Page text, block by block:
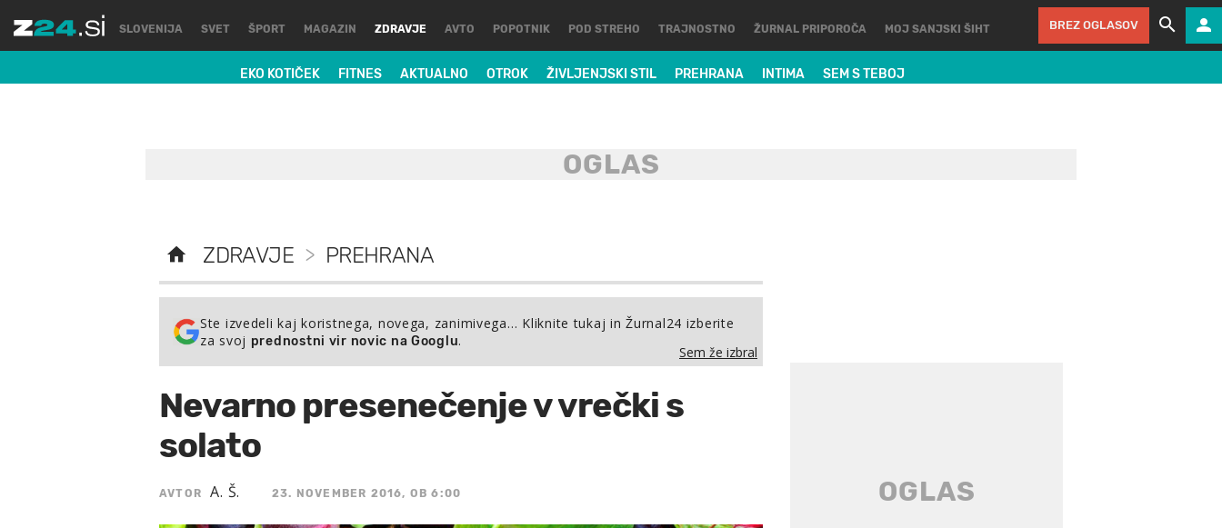
SLOVENIJA SVET ŠPORT MAGAZIN ZDRAVJE
EKO KOTIČEK FITNES AKTUALNO OTROK ŽIVLJENJSKI STIL PREHRANA INTIMA SEM S TEBOJ
AVTO POPOTNIK POD STREHO TRAJNOSTNO ŽURNAL PRIPOROČA MOJ SANJSKI ŠIHT BREZ OGLASOV
ZDRAVJE > PREHRANA
Ste izvedeli kaj koristnega, novega, zanimivega… Kliknite tukaj in Žurnal24 izberite
za svoj prednostni vir novic na Googlu.
Sem že izbral
Nevarno presenečenje v vrečki s
solato
AVTOR A. Š. 23. NOVEMBER 2016, OB 6:00